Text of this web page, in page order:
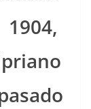
1904,